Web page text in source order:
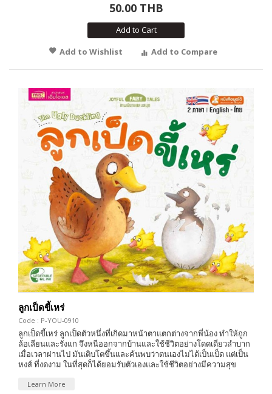
50.00 THB
Add to Cart
Add to Wishlist
Add to Compare
ลูกเป็ดขี้เหร่
Code : P-YOU-0910
ลูกเป็ดขี้เหร่ ลูกเป็ดตัวหนึ่งที่เกิดมาหน้าตาแตกต่างจากพี่น้อง ทำให้ถูก
ล้อเลียนและรังแก จึงหนีออกจากบ้านและใช้ชีวิตอย่างโดดเดี่ยวลำบาก
เมื่อเวลาผ่านไป มันเติบโตขึ้นและค้นพบว่าตนเองไม่ได้เป็นเป็ด แต่เป็น
หงส์ ที่งดงาม ในที่สุดก็ได้ยอมรับตัวเองและใช้ชีวิตอย่างมีความสุข
Learn More